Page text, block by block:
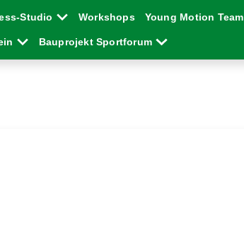
Studio Workshops Young Motion Team
Bauprojekt Sportforum